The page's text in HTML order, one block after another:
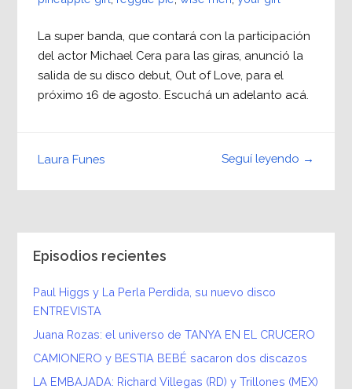
La super banda, que contará con la participación
del actor Michael Cera para las giras, anunció la
salida de su disco debut, Out of Love, para el
próximo 16 de agosto. Escuchá un adelanto acá.
Seguí leyendo →
Laura Funes
Episodios recientes
Paul Higgs y La Perla Perdida, su nuevo disco
ENTREVISTA
Juana Rozas: el universo de TANYA EN EL CRUCERO
CAMIONERO y BESTIA BEBÉ sacaron dos discazos
LA EMBAJADA: Richard Villegas (RD) y Trillones (MEX)